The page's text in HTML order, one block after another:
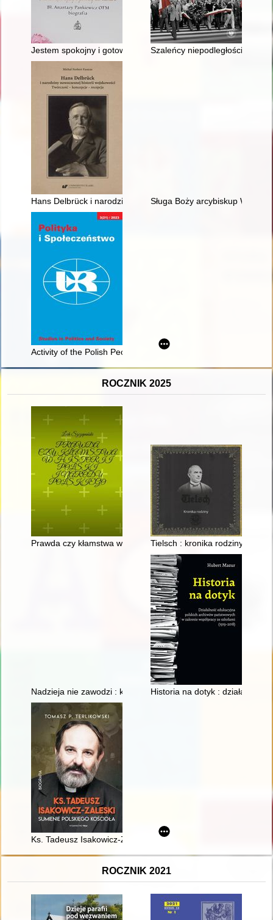
Jestem spokojny i gotowy na śmierć : bł. Anastazy Pankiewicz
Szaleńcy niepodległości" :
Hans Delbrück i narodziny nowoczesnej historii wojskowości :
Sługa Boży arcybiskup
Activity of the Polish People’s Party in France : short
ROCZNIK 2025
Prawda czy kłamstwa w historii Polski i narodu polskiego
Tielsch : kronika rodziny
Nadzieja nie zawodzi : księga pamiątkowa na 40-lecie
Historia na dotyk : działalność
Ks. Tadeusz Isakowicz-Zaleski : sumienie polskiego Kościoła
ROCZNIK 2021